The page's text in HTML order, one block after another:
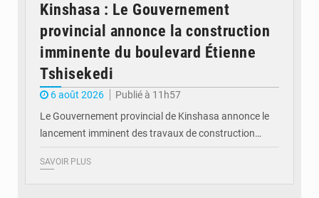
Kinshasa : Le Gouvernement
provincial annonce la construction
imminente du boulevard Étienne
Tshisekedi
6 août 2026
Publié à 11h57
Le Gouvernement provincial de Kinshasa annonce le
lancement imminent des travaux de construction…
SAVOIR PLUS